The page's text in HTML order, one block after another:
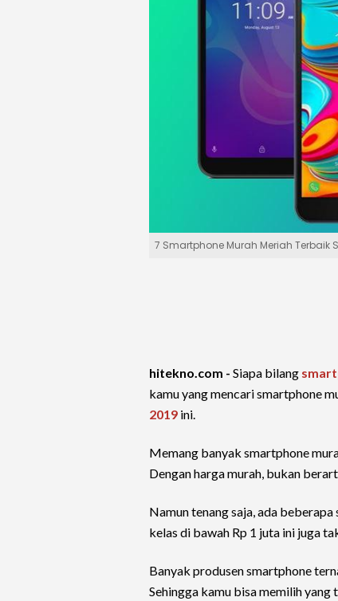
7 Smartphone Murah Meriah Terbaik
hitekno.com - Siapa bilang
kamu yang mencari smartphone
2019 ini.
Memang banyak smartphone
Dengan harga murah, bukan
Namun tenang saja, ada
kelas di bawah Rp 1 juta ini juga
Banyak produsen smartphone
Sehingga kamu bisa memilih yang